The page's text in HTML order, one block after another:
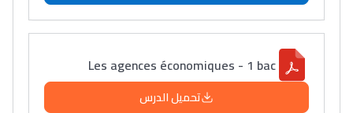
Les agences économiques - 1 bac
تحميل الدرس